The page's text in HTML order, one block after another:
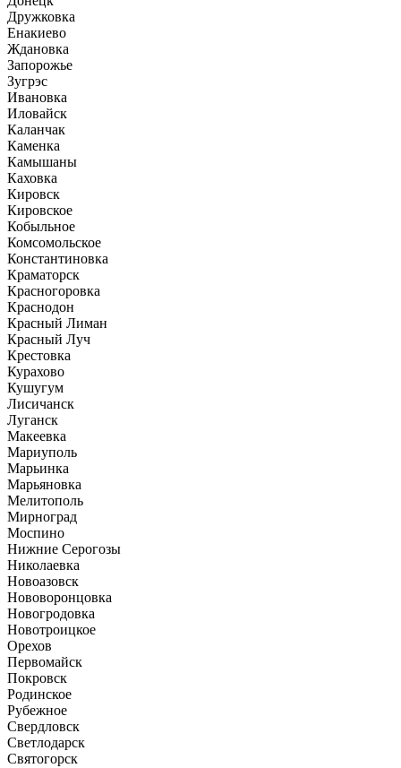
Дружковка
Енакиево
Ждановка
Запорожье
Зугрэс
Ивановка
Иловайск
Каланчак
Каменка
Камышаны
Каховка
Кировск
Кировское
Кобыльное
Комсомольское
Константиновка
Краматорск
Красногоровка
Краснодон
Красный Лиман
Красный Луч
Крестовка
Курахово
Кушугум
Лисичанск
Луганск
Макеевка
Мариуполь
Марьинка
Марьяновка
Мелитополь
Мирноград
Моспино
Нижние Серогозы
Николаевка
Новоазовск
Нововоронцовка
Новогродовка
Новотроицкое
Орехов
Первомайск
Покровск
Родинское
Рубежное
Свердловск
Светлодарск
Святогорск